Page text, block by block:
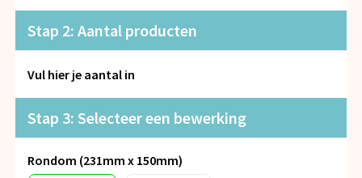
Stap 2: Aantal producten
Vul hier je aantal in
Stap 3: Selecteer een bewerking
Rondom (231mm x 150mm)